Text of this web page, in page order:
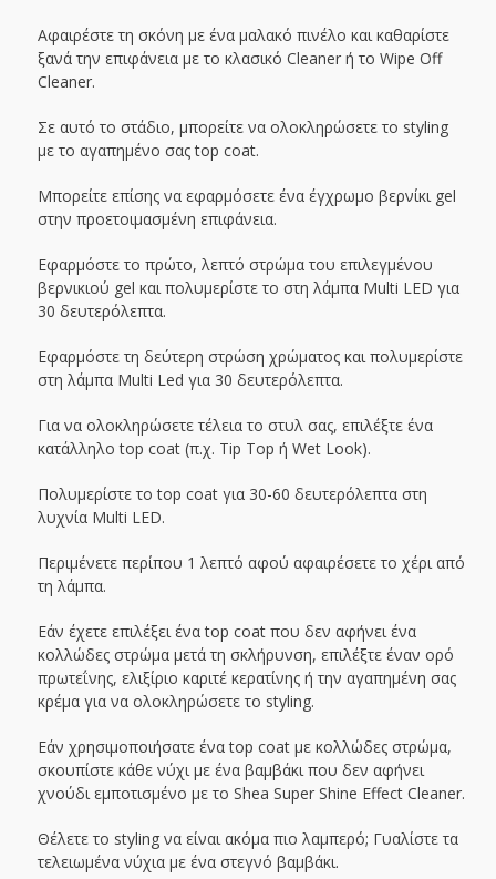
Αφαιρέστε τη σκόνη με ένα μαλακό πινέλο και καθαρίστε
ξανά την επιφάνεια με το κλασικό Cleaner ή το Wipe Off
Cleaner.
Σε αυτό το στάδιο, μπορείτε να ολοκληρώσετε το styling
με το αγαπημένο σας top coat.
Μπορείτε επίσης να εφαρμόσετε ένα έγχρωμο βερνίκι gel
στην προετοιμασμένη επιφάνεια.
Εφαρμόστε το πρώτο, λεπτό στρώμα του επιλεγμένου
βερνικιού gel και πολυμερίστε το στη λάμπα Multi LED για
30 δευτερόλεπτα.
Εφαρμόστε τη δεύτερη στρώση χρώματος και πολυμερίστε
στη λάμπα Multi Led για 30 δευτερόλεπτα.
Για να ολοκληρώσετε τέλεια το στυλ σας, επιλέξτε ένα
κατάλληλο top coat (π.χ. Tip Top ή Wet Look).
Πολυμερίστε το top coat για 30-60 δευτερόλεπτα στη
λυχνία Multi LED.
Περιμένετε περίπου 1 λεπτό αφού αφαιρέσετε το χέρι από
τη λάμπα.
Εάν έχετε επιλέξει ένα top coat που δεν αφήνει ένα
κολλώδες στρώμα μετά τη σκλήρυνση, επιλέξτε έναν ορό
πρωτεΐνης, ελιξίριο καριτέ κερατίνης ή την αγαπημένη σας
κρέμα για να ολοκληρώσετε το styling.
Εάν χρησιμοποιήσατε ένα top coat με κολλώδες στρώμα,
σκουπίστε κάθε νύχι με ένα βαμβάκι που δεν αφήνει
χνούδι εμποτισμένο με το Shea Super Shine Effect Cleaner.
Θέλετε το styling να είναι ακόμα πιο λαμπερό; Γυαλίστε τα
τελειωμένα νύχια με ένα στεγνό βαμβάκι.